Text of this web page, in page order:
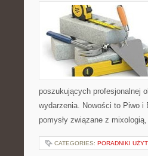
poszukujących profesjonalnej
wydarzenia. Nowości to Piwo i
pomysły związane z
CATEGORIES: PORADNIKI